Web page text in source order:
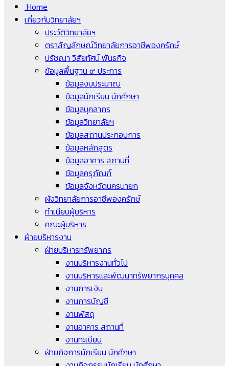
Home
เกี่ยวกับวิทยาลัยฯ
ประวัติวิทยาลัยฯ
ตราสัญลักษณ์วิทยาลัยการอาชีพองครักษ์
ปรัชญา วิสัยทัศน์ พันธกิจ
ข้อมูลพื้นฐาน ๙ ประการ
ข้อมูลงบประมาณ
ข้อมูลนักเรียน นักศึกษา
ข้อมูลบุคลากร
ข้อมูลวิทยาลัยฯ
ข้อมูลสถานประกอบการ
ข้อมูลหลักสูตร
ข้อมูลอาคาร สถานที่
ข้อมูลครุภัณฑ์
ข้อมูลจังหวัดนครนายก
ผังวิทยาลัยการอาชีพองครักษ์
ทำเนียบผู้บริหาร
คณะผู้บริหาร
ฝ่ายบริหารงาน
ฝ่ายบริหารทรัพยากร
งานบริหารงานทั่วไป
งานบริหารและพัฒนาทรัพยากรบุคคล
งานการเงิน
งานการบัญชี
งานพัสดุ
งานอาคาร สถานที่
งานทะเบียน
ฝ่ายกิจการนักเรียน นักศึกษา